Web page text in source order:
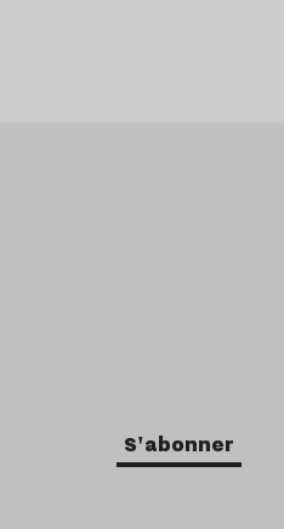
S'abonner